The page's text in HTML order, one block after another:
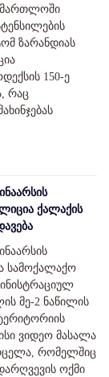
ზარანდიას
150-ე
რაც
ქალაქის
სამოქალაქო
მე-2 ნაწილის
ვიდეო მასალა
რომელშიც
ოქმი